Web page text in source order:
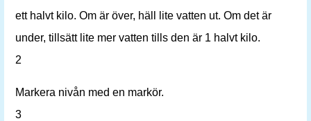
ett halvt kilo. Om är över, häll lite vatten ut. Om det är
under, tillsätt lite mer vatten tills den är 1 halvt kilo.
2
Markera nivån med en markör.
3